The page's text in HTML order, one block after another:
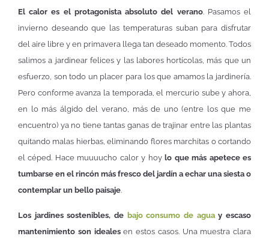
El calor es el protagonista absoluto del verano. Pasamos el
invierno deseando que las temperaturas suban para disfrutar
del aire libre y en primavera llega tan deseado momento. Todos
salimos a jardinear felices y las labores hortícolas, más que un
esfuerzo, son todo un placer para los que amamos la jardinería.
Pero conforme avanza la temporada, el mercurio sube y ahora,
en lo más álgido del verano, más de uno (entre los que me
encuentro) ya no tiene tantas ganas de trajinar entre las plantas
quitando malas hierbas, eliminando flores marchitas o cortando
el céped. Hace muuuucho calor y hoylo que más apetece es
tumbarse en el rincón más fresco del jardín a echar una siesta o
contemplar un bello paisaje.
Los jardines sostenibles, de bajo consumo de aguay escaso
mantenimiento son idealesen estos casos. Una muestra clara